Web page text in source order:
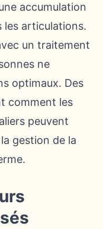
accumulation
les articulations.
un traitement
ne
optimaux. Des
comment les
peuvent
gestion de la